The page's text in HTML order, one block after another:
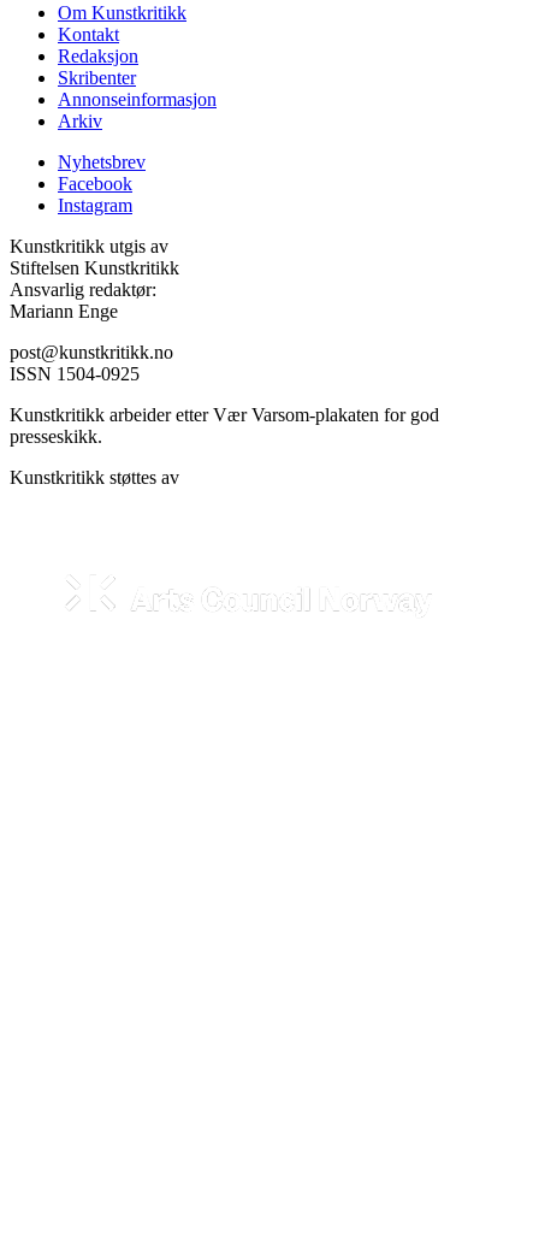
Om Kunstkritikk
Kontakt
Redaksjon
Skribenter
Annonseinformasjon
Arkiv
Nyhetsbrev
Facebook
Instagram
Kunstkritikk utgis av
Stiftelsen Kunstkritikk
Ansvarlig redaktør:
Mariann Enge
post@kunstkritikk.no
ISSN 1504-0925
Kunstkritikk arbeider etter Vær Varsom-plakaten for god
presseskikk.
Kunstkritikk støttes av